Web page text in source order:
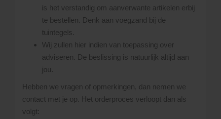
is het verstandig om aanverwante artikelen erbij
te bestellen. Denk aan voegzand bij de
tuintegels.
Wij zullen hier indien van toepassing over
adviseren. De beslissing is natuurlijk altijd aan
jou.
Hebben we vragen of opmerkingen, dan nemen we
contact met je op. Het orderproces verloopt dan als
volgt: